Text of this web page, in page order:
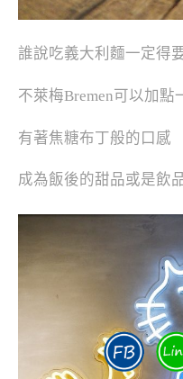
誰說吃義大利麵一定得
不萊梅Bremen可以加
有著焦糖布丁般的口感
成為飯後的甜品或是飲